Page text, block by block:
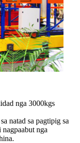
nga 3000kgs
natad sa pagtipig sa
nga